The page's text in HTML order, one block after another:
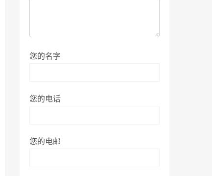
您的名字
您的电话
您的电邮